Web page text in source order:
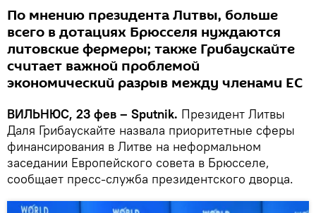
По мнению президента Литвы, больше
всего в дотациях Брюсселя нуждаются
литовские фермеры; также Грибаускайте
считает важной проблемой
экономический разрыв между членами ЕС
ВИЛЬНЮС, 23 фев – Sputnik. Президент Литвы
Даля Грибаускайте назвала приоритетные сферы
финансирования в Литве на неформальном
заседании Европейского совета в Брюсселе,
сообщает пресс-служба президентского дворца.